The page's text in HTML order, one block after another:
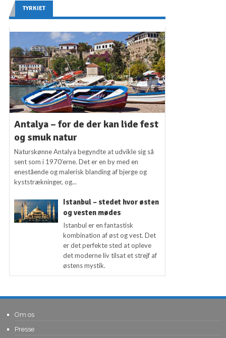
TYRKIET
Antalya – for de der kan lide fest
og smuk natur
Naturskønne Antalya begyndte at udvikle sig så
sent som i 1970’erne. Det er en by med en
enestående og malerisk blanding af bjerge og
kyststrækninger, og...
Istanbul – stedet hvor østen
og vesten mødes
Istanbul er en fantastisk
kombination af øst og vest. Det
er det perfekte sted at opleve
det moderne liv tilsat et strejf af
østens mystik.
Om os
Presse